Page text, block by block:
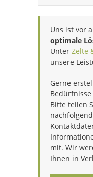
Uns ist vor
optimale
Unter Zelte
unsere
Gerne
Bitte teilen
mit. Wir
Ihnen in